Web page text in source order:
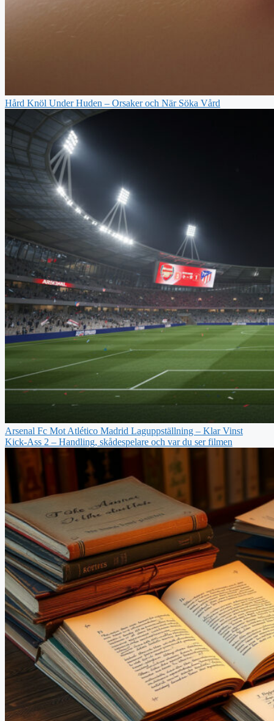
Hård Knöl Under Huden – Orsaker och När Söka Vård
Arsenal Fc Mot Atlético Madrid Laguppställning – Klar Vinst
Kick-Ass 2 – Handling, skådespelare och var du ser filmen